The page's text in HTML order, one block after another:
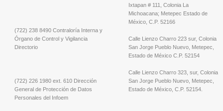
(722) 238 8490 Contraloría Interna y
Órgano de Control y Vigilancia
Directorio
(722) 226 1980 ext. 610 Dirección
General de Protección de Datos
Personales del Infoem
Ixtapan # 111, Colonia La
Michoacana; Metepec Estado de
México, C.P. 52166
Calle Lienzo Charro 223 sur, Colonia
San Jorge Pueblo Nuevo, Metepec,
Estado de México C.P. 52154
Calle Lienzo Charro 323, sur, Colonia
San Jorge Pueblo Nuevo, Metepec,
Estado de México, C.P. 52154.